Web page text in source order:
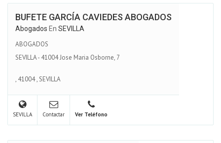
BUFETE GARCÍA CAVIEDES ABOGADOS
Abogados En SEVILLA
ABOGADOS
SEVILLA - 41004 Jose Maria Osborne, 7
, 41004,SEVILLA
SEVILLA Contactar Ver Teléfono